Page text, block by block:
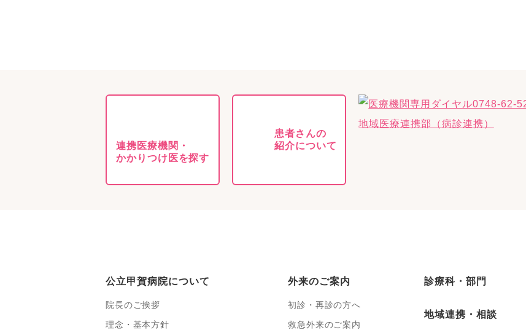
連携医療機関・
かかりつけ医を探す
患者さんの
紹介について
公立甲賀病院について
院長のご挨拶
理念・基本方針
外来のご案内
初診・再診の方へ
救急外来のご案内
診療科・部門
地域連携・相談